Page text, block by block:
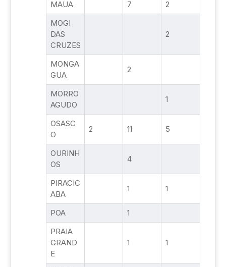
MAUA 7
2
MOGI
DAS
CRUZES
2
MONGA
GUA
2
MORRO
AGUDO
1
OSASC
O
2 11 5
OURINH
OS
4
PIRACIC
ABA
1 1
POA
1
PRAIA
GRAND
E
1 1